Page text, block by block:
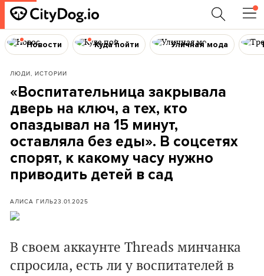
Новости Куда пойти Уличная мода
ЛЮДИ, ИСТОРИИ
«Воспитательница закрывала
дверь на ключ, а тех, кто
опаздывал на 15 минут,
оставляла без еды». В соцсетях
спорят, к какому часу нужно
приводить детей в сад
АЛИСА ГИЛЬ23.01.2025
В своем аккаунте Threads минчанка
спросила, есть ли у воспитателей в